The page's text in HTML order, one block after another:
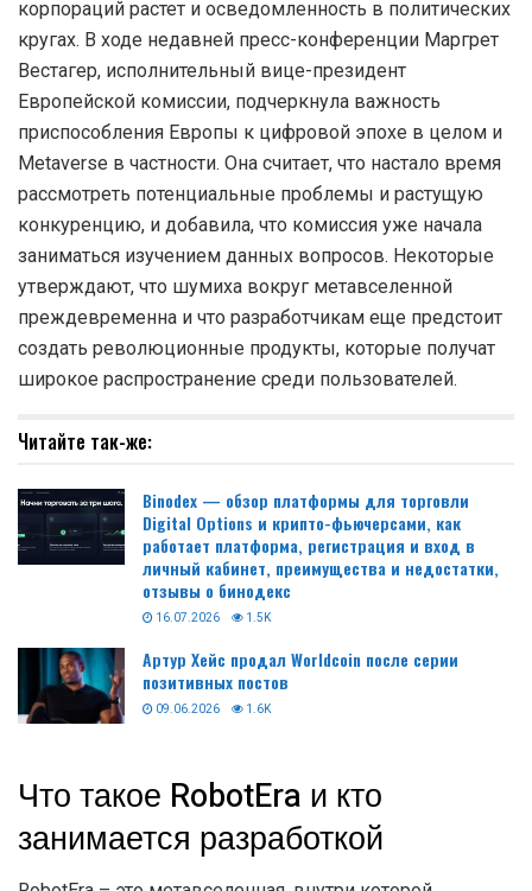
корпораций растет и осведомленность в политических
кругах. В ходе недавней пресс-конференции Маргрет
Вестагер, исполнительный вице-президент
Европейской комиссии, подчеркнула важность
приспособления Европы к цифровой эпохе в целом и
Metaverse в частности. Она считает, что настало время
рассмотреть потенциальные проблемы и растущую
конкуренцию, и добавила, что комиссия уже начала
заниматься изучением данных вопросов. Некоторые
утверждают, что шумиха вокруг метавселенной
преждевременна и что разработчикам еще предстоит
создать революционные продукты, которые получат
широкое распространение среди пользователей.
Читайте так-же:
Binodex — обзор платформы для торговли
Digital Options и крипто-фьючерсами, как
работает платформа, регистрация и вход в
личный кабинет, преимущества и недостатки,
отзывы о бинодекс
16.07.2026 1.5K
Артур Хейс продал Worldcoin после серии
позитивных постов
09.06.2026 1.6K
Что такое RobotEra и кто
занимается разработкой